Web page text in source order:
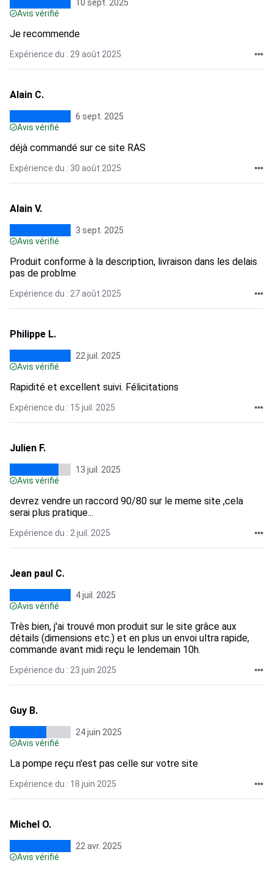
10 sept. 2025
Avis vérifié
Je recommende
Expérience du : 29 août 2025
Alain C.
6 sept. 2025
Avis vérifié
déjà commandé sur ce site RAS
Expérience du : 30 août 2025
Alain V.
3 sept. 2025
Avis vérifié
Produit conforme à la description, livraison dans les delais
pas de problme
Expérience du : 27 août 2025
Philippe L.
22 juil. 2025
Avis vérifié
Rapidité et excellent suivi. Félicitations
Expérience du : 15 juil. 2025
Julien F.
13 juil. 2025
Avis vérifié
devrez vendre un raccord 90/80 sur le meme site ,cela
serai plus pratique...
Expérience du : 2 juil. 2025
Jean paul C.
4 juil. 2025
Avis vérifié
Très bien, j'ai trouvé mon produit sur le site grâce aux
détails (dimensions etc.) et en plus un envoi ultra rapide,
commande avant midi reçu le lendemain 10h.
Expérience du : 23 juin 2025
Guy B.
24 juin 2025
Avis vérifié
La pompe reçu n'est pas celle sur votre site
Expérience du : 18 juin 2025
Michel O.
22 avr. 2025
Avis vérifié